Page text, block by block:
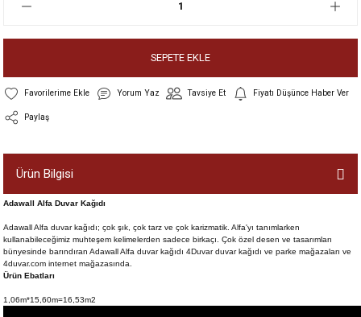
SEPETE EKLE
Yorum Yaz Tavsiye Et Fiyatı Düşünce Haber Ver
Paylaş
Ürün Bilgisi
Adawall Alfa Duvar Kağıdı
Adawall Alfa duvar kağıdı; çok şık, çok tarz ve çok karizmatik. Alfa'yı tanımlarken
kullanabileceğimiz muhteşem kelimelerden sadece birkaçı. Çok özel desen ve tasarımları
bünyesinde barındıran Adawall Alfa duvar kağıdı 4Duvar duvar kağıdı ve parke mağazaları ve
4duvar.com internet mağazasında.
Ürün Ebatları
1,06m*15,60m=16,53m2